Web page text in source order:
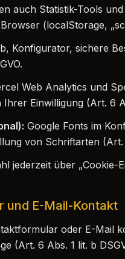
auch Statistik-Tools
(localStorage,
Konfigurator, sichere
Web Analytics und
Einwilligung (Art. 6
Google Fonts im
von Schriftarten (Art.
jederzeit über „Cookie-
und E-Mail-Kontakt
oder E-Mail
(Art. 6 Abs. 1 lit. b